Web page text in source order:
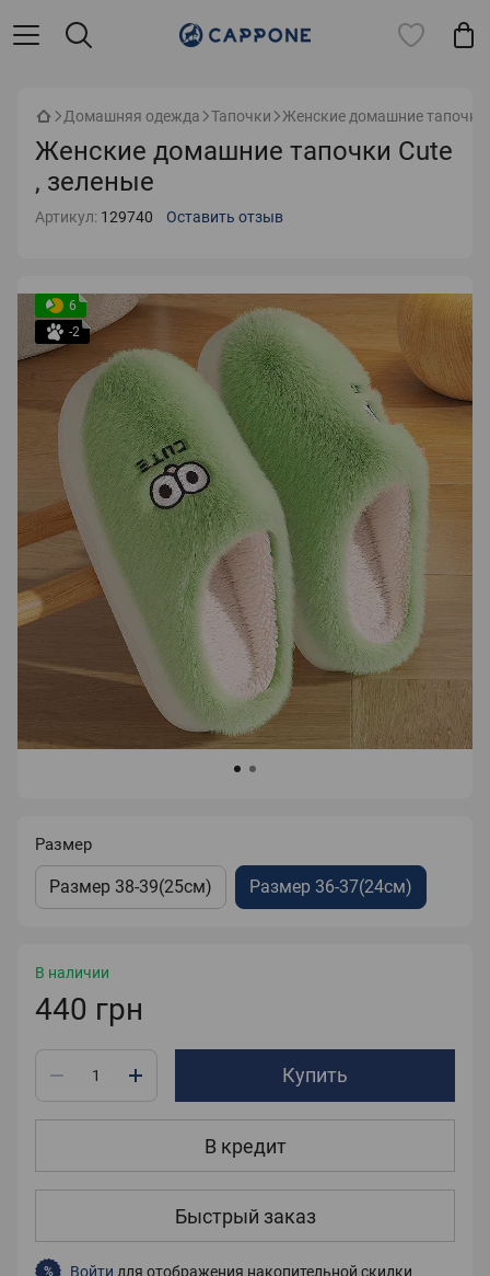
Домашняя одежда Тапочки Женские домашние тапочки
Женские домашние тапочки Cute
, зеленые
Артикул: 129740 Оставить отзыв
6
-2
Размер
Размер 38-39(25см) Размер 36-37(24см)
В наличии
440 грн
Купить
В кредит
Быстрый заказ
% Войти для отображения накопительной скидки